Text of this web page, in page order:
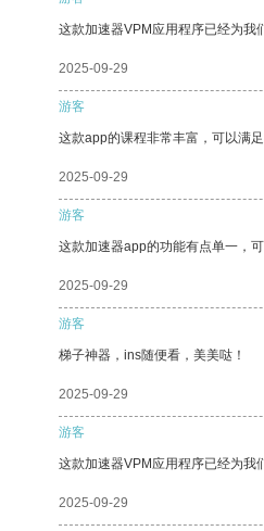
这款加速器VPM应用程序已经为我
2025-09-29
游客
这款app的课程非常丰富，可以满
2025-09-29
游客
这款加速器app的功能有点单一，
2025-09-29
游客
梯子神器，ins随便看，美美哒！
2025-09-29
游客
这款加速器VPM应用程序已经为我
2025-09-29